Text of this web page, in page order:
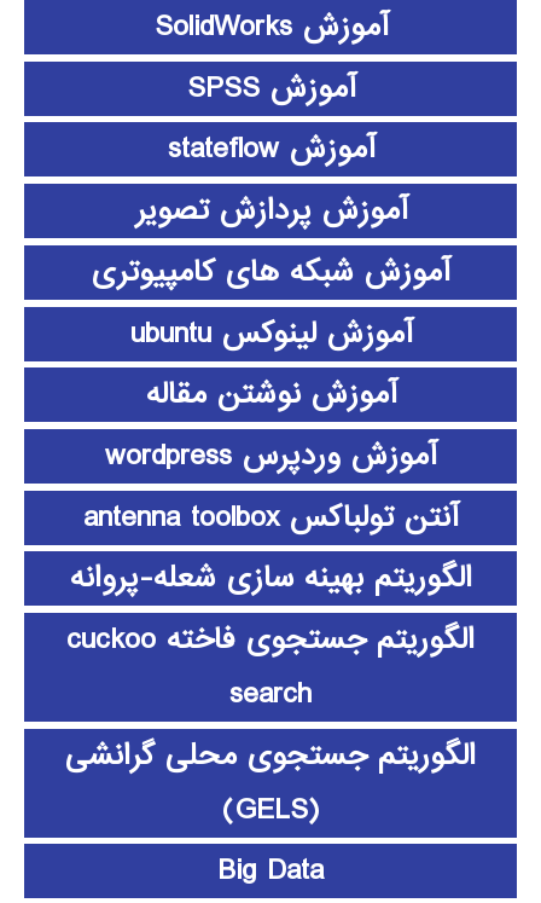
آموزش SolidWorks
آموزش SPSS
آموزش stateflow
آموزش پردازش تصویر
آموزش شبکه های کامپیوتری
آموزش لینوکس ubuntu
آموزش نوشتن مقاله
آموزش وردپرس wordpress
آنتن تولباکس antenna toolbox
الگوریتم بهینه سازی شعله-پروانه
الگوریتم جستجوی فاخته cuckoo
search
الگوریتم جستجوی محلی گرانشی
(GELS)
Big Data